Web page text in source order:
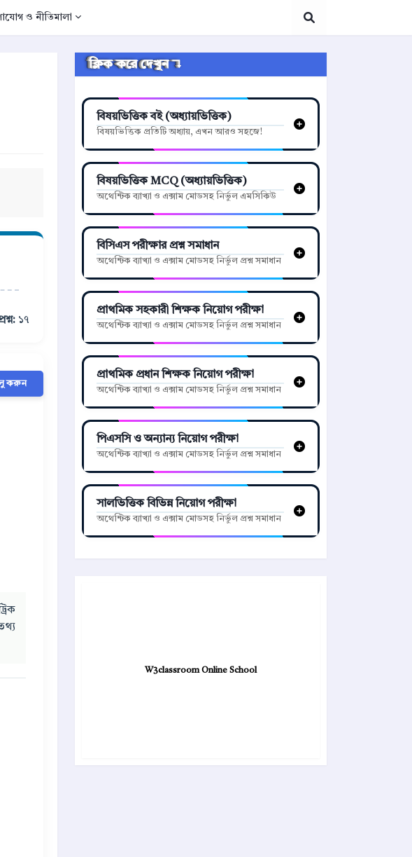
ও নীতিমালা
১৭
করুন
ক্লিক করে দেখুন ↴
বিষয়ভিত্তিক বই (অধ্যায়ভিত্তিক)
বিষয়ভিত্তিক প্রতিটি অধ্যায়, এখন আরও সহজে!
বিষয়ভিত্তিক MCQ (অধ্যায়ভিত্তিক)
অথেন্টিক ব্যাখ্যা ও এক্সাম মোডসহ নির্ভুল এমসিকিউ
বিসিএস পরীক্ষার প্রশ্ন সমাধান
অথেন্টিক ব্যাখ্যা ও এক্সাম মোডসহ নির্ভুল প্রশ্ন সমাধান
প্রাথমিক সহকারী শিক্ষক নিয়োগ পরীক্ষা
অথেন্টিক ব্যাখ্যা ও এক্সাম মোডসহ নির্ভুল প্রশ্ন সমাধান
প্রাথমিক প্রধান শিক্ষক নিয়োগ পরীক্ষা
অথেন্টিক ব্যাখ্যা ও এক্সাম মোডসহ নির্ভুল প্রশ্ন সমাধান
পিএসসি ও অন্যান্য নিয়োগ পরীক্ষা
অথেন্টিক ব্যাখ্যা ও এক্সাম মোডসহ নির্ভুল প্রশ্ন সমাধান
সালভিত্তিক বিভিন্ন নিয়োগ পরীক্ষা
অথেন্টিক ব্যাখ্যা ও এক্সাম মোডসহ নির্ভুল প্রশ্ন সমাধান
W3classroom Online School